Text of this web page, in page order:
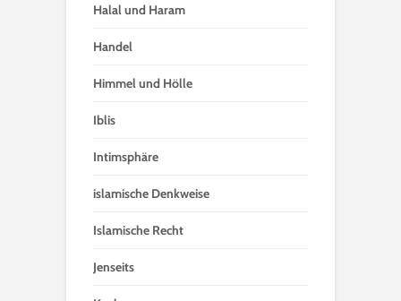
Halal und Haram
Handel
Himmel und Hölle
Iblis
Intimsphäre
islamische Denkweise
Islamische Recht
Jenseits